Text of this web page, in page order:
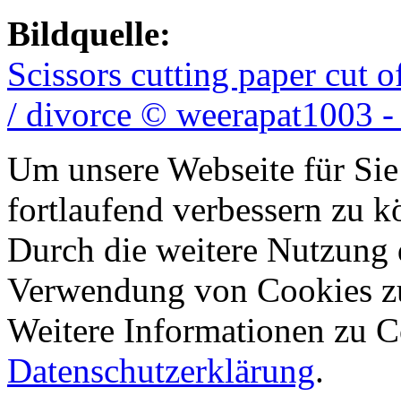
Bildquelle:
Scissors cutting paper cut
/ divorce © weerapat1003
Um unsere Webseite für
fortlaufend verbessern zu
Durch die weitere Nutzung
Verwendung von Cookies
Weitere Informationen zu
Datenschutzerklärung.